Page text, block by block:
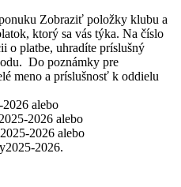
Zobraziť položky klubu a
ktorý sa vás týka. Na číslo
o platbe, uhradíte príslušný
Do poznámky pre
meno a príslušnosť k oddielu
alebo
2026 alebo
2026 alebo
2026.